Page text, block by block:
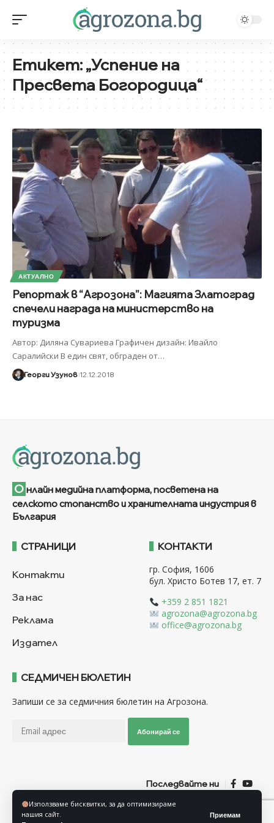
Използваме бисквитки, за да оптимизираме
нашия сайт.
Приемам
Етикет:„Успение на
Пресвета Богородица“
АКТУАЛНО
Репортаж в “Агрозона”: Магията Златоград
спечели награда на министерство на
туризма
Автор: Диляна Сувариева Графичен дизайн: Ивайло
Саралийски В един свят, обграден от…
Георги Узунов 12.12.2018
О нлайн медийна платформа, посветена на
селското стопанство и хранителната индустрия в
България
СТРАНИЦИ
Контакти
За нас
Реклама
Издател
КОНТАКТИ
гр. София, 1606
бул. Христо Ботев 17, ет. 7
+359 2 851 1821
agrozona@agrozona.bg
office@agrozona.bg
СЕДМИЧЕН БЮЛЕТИН
Запиши се за седмичния бюлетин на Агрозона.
Абонирай се
Последвайте ни
Общи условия Политика за използване на “Бисквитки”